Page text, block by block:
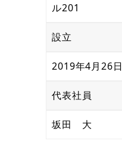
ル201
設立
2019年4月26日
代表社員
坂田 大